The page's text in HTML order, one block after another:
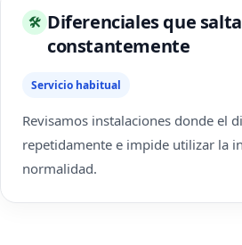
🛠 Diferenciales que
constantemente
Servicio habitual
Revisamos instalaciones donde el
repetidamente e impide utilizar la
normalidad.